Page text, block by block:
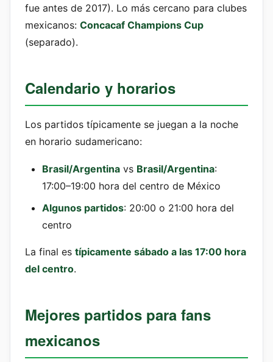
fue antes de 2017). Lo más cercano para clubes
mexicanos: Concacaf Champions Cup
(separado).
Calendario y horarios
Los partidos típicamente se juegan a la noche
en horario sudamericano:
Brasil/Argentina vs Brasil/Argentina:
17:00–19:00 hora del centro de México
Algunos partidos: 20:00 o 21:00 hora del
centro
La final es típicamente sábado a las 17:00 hora
del centro.
Mejores partidos para fans
mexicanos